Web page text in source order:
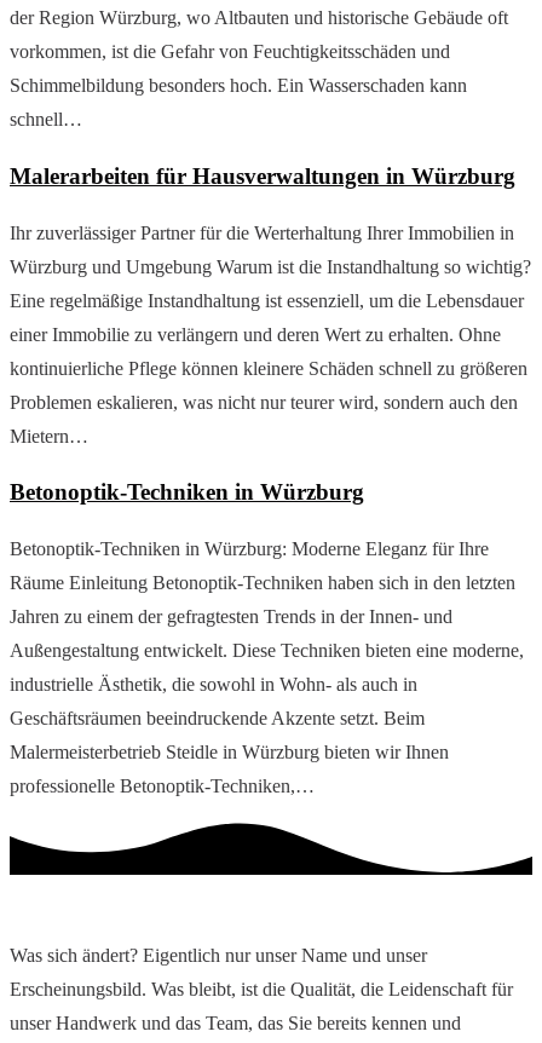
der Region Würzburg, wo Altbauten und historische Gebäude oft
vorkommen, ist die Gefahr von Feuchtigkeitsschäden und
Schimmelbildung besonders hoch. Ein Wasserschaden kann
schnell…
Malerarbeiten für Hausverwaltungen in Würzburg
Ihr zuverlässiger Partner für die Werterhaltung Ihrer Immobilien in
Würzburg und Umgebung Warum ist die Instandhaltung so wichtig?
Eine regelmäßige Instandhaltung ist essenziell, um die Lebensdauer
einer Immobilie zu verlängern und deren Wert zu erhalten. Ohne
kontinuierliche Pflege können kleinere Schäden schnell zu größeren
Problemen eskalieren, was nicht nur teurer wird, sondern auch den
Mietern…
Betonoptik-Techniken in Würzburg
Betonoptik-Techniken in Würzburg: Moderne Eleganz für Ihre
Räume Einleitung Betonoptik-Techniken haben sich in den letzten
Jahren zu einem der gefragtesten Trends in der Innen- und
Außengestaltung entwickelt. Diese Techniken bieten eine moderne,
industrielle Ästhetik, die sowohl in Wohn- als auch in
Geschäftsräumen beeindruckende Akzente setzt. Beim
Malermeisterbetrieb Steidle in Würzburg bieten wir Ihnen
professionelle Betonoptik-Techniken,…
Was sich ändert? Eigentlich nur unser Name und unser
Erscheinungsbild. Was bleibt, ist die Qualität, die Leidenschaft für
unser Handwerk und das Team, das Sie bereits kennen und